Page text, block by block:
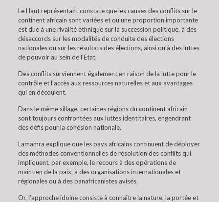
Le Haut représentant constate que les causes des conflits sur le
continent africain sont variées et qu’une proportion importante
est due à une rivalité ethnique sur la succession politique, à des
désaccords sur les modalités de conduite des élections
nationales ou sur les résultats des élections, ainsi qu’à des luttes
de pouvoir au sein de l’Etat.
Des conflits surviennent également en raison de la lutte pour le
contrôle et l’accès aux ressources naturelles et aux avantages
qui en découlent.
Dans le même sillage, certaines régions du continent africain
sont toujours confrontées aux luttes identitaires, engendrant
des défis pour la cohésion nationale.
Lamamra explique que les pays africains continuent de déployer
des méthodes conventionnelles de résolution des conflits qui
impliquent, par exemple, le recours à des opérations de
maintien de la paix, à des organisations internationales et
régionales ou à des panafricanistes avisés.
Or, l’approche idoine consiste à connaître la nature, la portée et